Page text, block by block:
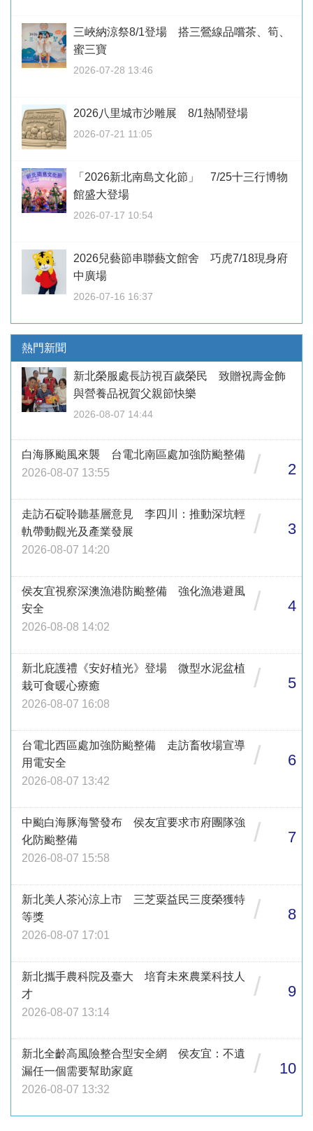
三峽納涼祭8/1登場 搭三鶯線品嚐茶、筍、
蜜三寶
2026-07-28 13:46
2026八里城市沙雕展 8/1熱鬧登場
2026-07-21 11:05
「2026新北南島文化節」 7/25十三行博物
館盛大登場
2026-07-17 10:54
2026兒藝節串聯藝文館舍 巧虎7/18現身府
中廣場
2026-07-16 16:37
熱門新聞
新北榮服處長訪視百歲榮民 致贈祝壽金飾
與營養品祝賀父親節快樂
2026-08-07 14:44
白海豚颱風來襲 台電北南區處加強防颱整備
2026-08-07 13:55
/ 2
走訪石碇聆聽基層意見 李四川：推動深坑輕
軌帶動觀光及產業發展
2026-08-07 14:20
/ 3
侯友宜視察深澳漁港防颱整備 強化漁港避風
安全
2026-08-08 14:02
/ 4
新北庇護禮《安好植光》登場 微型水泥盆植
栽可食暖心療癒
2026-08-07 16:08
/ 5
台電北西區處加強防颱整備 走訪畜牧場宣導
用電安全
2026-08-07 13:42
/ 6
中颱白海豚海警發布 侯友宜要求市府團隊強
化防颱整備
2026-08-07 15:58
/ 7
新北美人茶沁涼上市 三芝粟益民三度榮獲特
等獎
2026-08-07 17:01
/ 8
新北攜手農科院及臺大 培育未來農業科技人
才
2026-08-07 13:14
/ 9
新北全齡高風險整合型安全網 侯友宜：不遺
漏任一個需要幫助家庭
2026-08-07 13:32
/ 10